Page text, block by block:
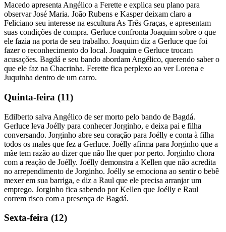
Macedo apresenta Angélico a Ferette e explica seu plano para
observar José Maria. João Rubens e Kasper deixam claro a
Feliciano seu interesse na escultura As Três Graças, e apresentam
suas condições de compra. Gerluce confronta Joaquim sobre o que
ele fazia na porta de seu trabalho. Joaquim diz a Gerluce que foi
fazer o reconhecimento do local. Joaquim e Gerluce trocam
acusações. Bagdá e seu bando abordam Angélico, querendo saber o
que ele faz na Chacrinha. Ferette fica perplexo ao ver Lorena e
Juquinha dentro de um carro.
Quinta-feira (11)
Edilberto salva Angélico de ser morto pelo bando de Bagdá.
Gerluce leva Joélly para conhecer Jorginho, e deixa pai e filha
conversando. Jorginho abre seu coração para Joélly e conta à filha
todos os males que fez a Gerluce. Joélly afirma para Jorginho que a
mãe tem razão ao dizer que não lhe quer por perto. Jorginho chora
com a reação de Joélly. Joélly demonstra a Kellen que não acredita
no arrependimento de Jorginho. Joélly se emociona ao sentir o bebê
mexer em sua barriga, e diz a Raul que ele precisa arranjar um
emprego. Jorginho fica sabendo por Kellen que Joélly e Raul
correm risco com a presença de Bagdá.
Sexta-feira (12)